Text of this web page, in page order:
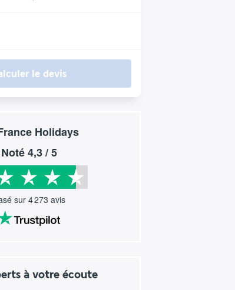
le devis
Holidays
Noté4,3/ 5
sur4 273 avis
à votre écoute